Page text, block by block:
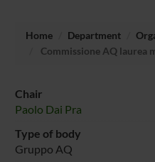
Home Department
Commissione AQ laurea
Chair
Paolo Dai Pra
Type of body
Gruppo AQ